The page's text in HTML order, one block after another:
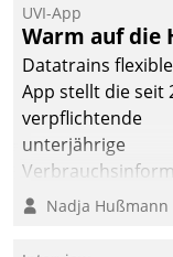
UVI-App
Warm auf die
Datatrains
App stellt die seit
verpflichtende
unterjährige
schnell,
Die monatlichen
Nadja Hußmann